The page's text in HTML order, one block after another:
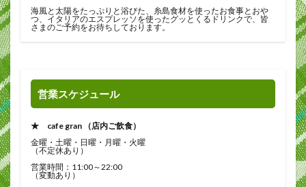
海風と太陽をたっぷりと浴びた、糸島食材を使ったお食事とおや
つ、イタリアのエスプレッソを使ったグッとくるドリンクで、皆
さまのご予約をお待ちしております。
営業スケジュール
★ cafe gran （店内ご飲食）
金曜・土曜・日曜・月曜・火曜
（不定休あり）
営業時間：11:00～22:00
（変動あり）